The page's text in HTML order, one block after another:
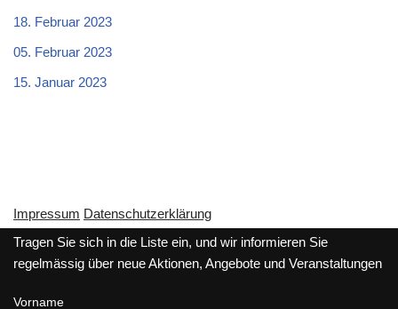
18. Februar 2023
05. Februar 2023
15. Januar 2023
Impressum Datenschutzerklärung
Tragen Sie sich in die Liste ein, und wir informieren Sie
regelmässig über neue Aktionen, Angebote und Veranstaltungen
Vorname